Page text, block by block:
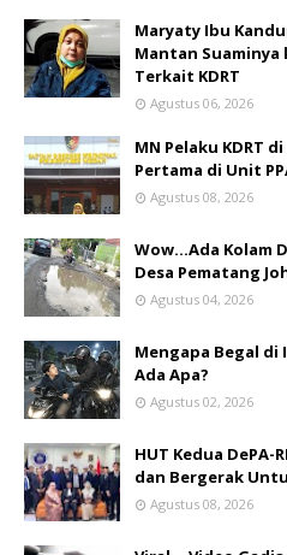
Maryaty Ibu
Mantan Suaminya
Terkait KDRT
Agustus 06, 2026
MN Pelaku KDRT
Pertama di Unit
Agustus 08, 2026
Wow...Ada Kolam
Desa Pematang
Agustus 04, 2026
Mengapa Begal
Ada Apa?
Agustus 02, 2026
HUT Kedua
dan Bergerak
Agustus 08, 2026